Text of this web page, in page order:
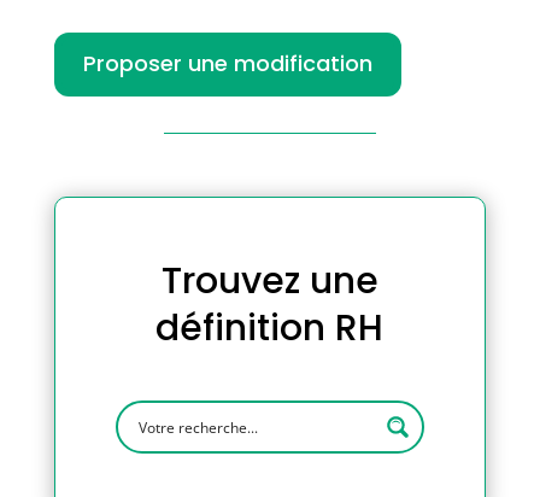
Proposer une modification
Trouvez une
définition RH